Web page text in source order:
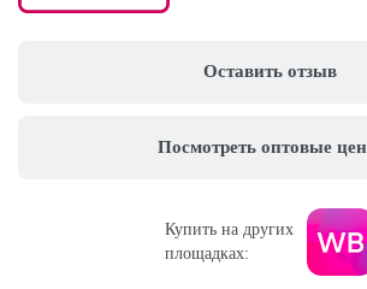
Оставить отзыв
Посмотреть оптовые
Купить на других
площадках: